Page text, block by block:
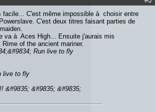
facile... C'est même impossible à choisir entre
C'est deux titres faisant parties de
va à Aces High... Ensuite j'aurais mis
Rime of the ancient mariner.
Run live to fly
live to fly
&#9835; &#9835; &#9835;